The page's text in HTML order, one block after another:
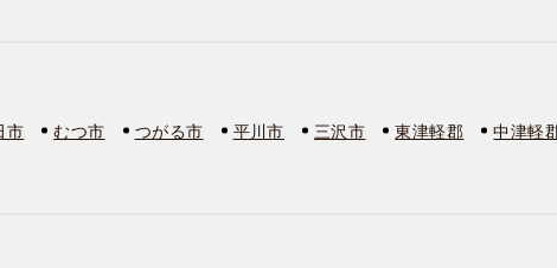
市 むつ市 つがる市 平川市 三沢市 東津軽郡 中津軽